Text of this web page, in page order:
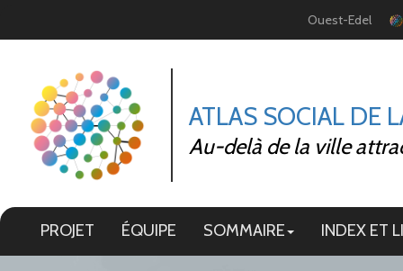
Ouest-Edel
ATLAS SOCIAL DE
Au-delà de la ville
PROJET ÉQUIPE SOMMAIRE INDEX ET